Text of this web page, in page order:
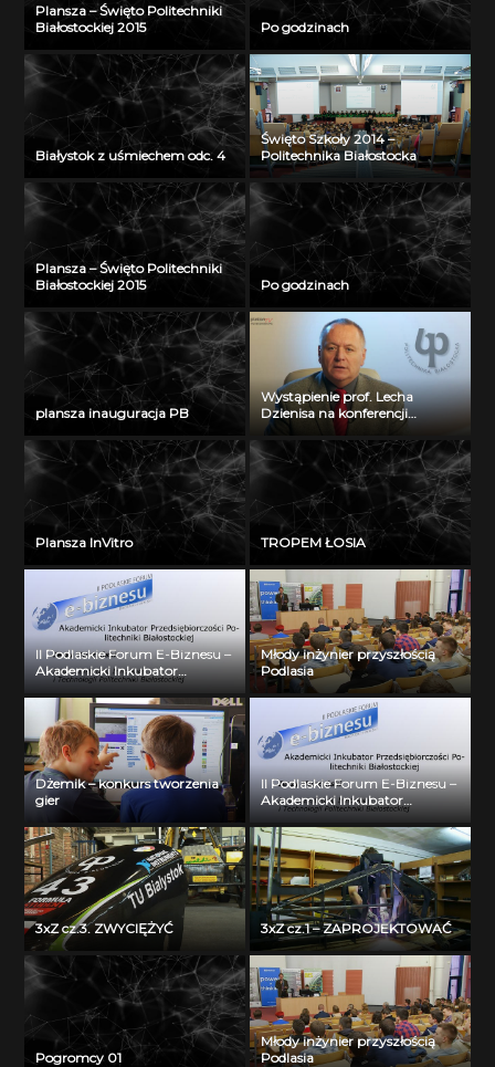
Plansza – Święto Politechniki
Białostockiej 2015
Po godzinach
Białystok z uśmiechem odc. 4
Święto Szkoły 2014 –
Politechnika Białostocka
Plansza – Święto Politechniki
Białostockiej 2015
Po godzinach
plansza inauguracja PB
Wystąpienie prof. Lecha
Dzienisa na konferencji
„Integration, partnership and
innovations in civil engineering
and education”
Plansza InVitro TROPEM ŁOSIA
II Podlaskie Forum E-Biznesu –
Akademicki Inkubator
Przedsiębiorczości Politechniki
Białostockiej – Jerzy Muszyński
Młody inżynier przyszłością
Podlasia
Dżemik – konkurs tworzenia
gier
II Podlaskie Forum E-Biznesu –
Akademicki Inkubator
Przedsiębiorczości Politechniki
Białostockiej – Jerzy Muszyński
3xZ cz.3. ZWYCIĘŻYĆ 3xZ cz.1 – ZAPROJEKTOWAĆ
Pogromcy 01
Młody inżynier przyszłością
Podlasia